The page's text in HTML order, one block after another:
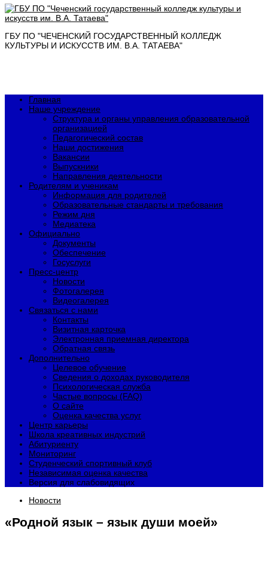
ГБУ ПО "ЧЕЧЕНСКИЙ ГОСУДАРСТВЕННЫЙ КОЛЛЕДЖ
КУЛЬТУРЫ И ИСКУССТВ ИМ. В.А. ТАТАЕВА"
Главная
Наше учреждение
Структура и органы управления образовательной
организацией
Педагогический состав
Наши достижения
Вакансии
Выпускники
Направления деятельности
Родителям и ученикам
Информация для родителей
Образовательные стандарты и требования
Режим дня
Медиатека
Официально
Документы
Обеспечение
Госуслуги
Пресс-центр
Новости
Фотогалерея
Видеогалерея
Связаться с нами
Контакты
Визитная карточка
Электронная приемная директора
Обратная связь
Дополнительно
Целевое обучение
Сведения о доходах руководителя
Психологическая служба
Частые вопросы (FAQ)
О сайте
Оценка качества услуг
Центр карьеры
Школа креативных индустрий
Абитуриенту
Мониторинг
Студенческий спортивный клуб
Независимая оценка качества
Версия для слабовидящих
Новости
«Родной язык – язык души моей»